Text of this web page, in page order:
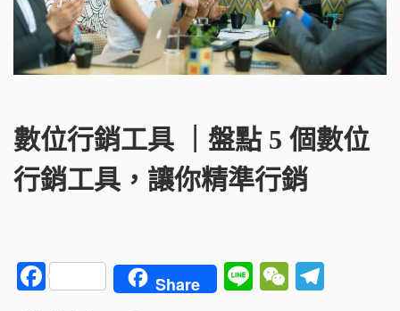
數位行銷工具 ｜盤點 5 個數位
行銷工具，讓你精準行銷
F
Share
Li W